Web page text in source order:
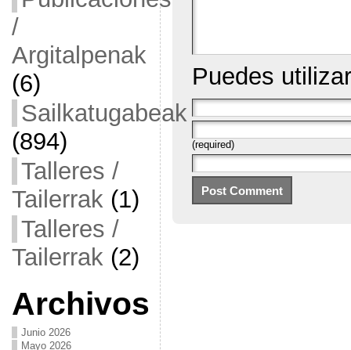
/
Argitalpenak
(6)
Sailkatugabeak
(894)
Talleres /
Tailerrak(1)
Talleres /
Tailerrak(2)
Archivos
Junio 2026
Mayo 2026
Puedes
(required)